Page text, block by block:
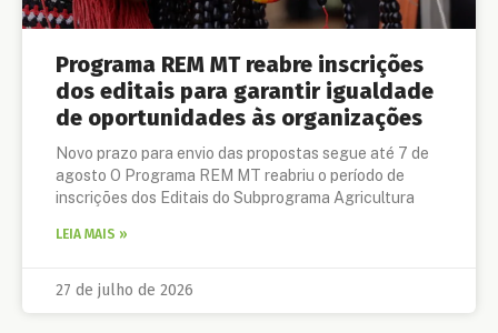
Programa REM MT reabre inscrições
dos editais para garantir igualdade
de oportunidades às organizações
Novo prazo para envio das propostas segue até 7 de
agosto O Programa REM MT reabriu o período de
inscrições dos Editais do Subprograma Agricultura
LEIA MAIS »
27 de julho de 2026